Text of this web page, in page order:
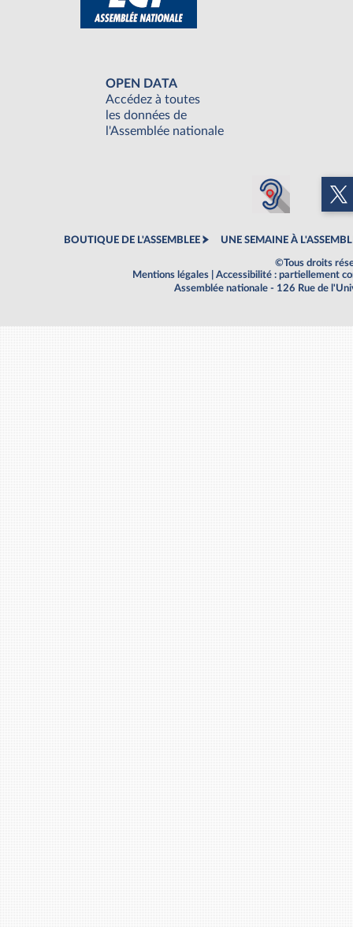
OPEN DATA
Accédez à toutes
les données de
l'Assemblée nationale
BOUTIQUE DE L'ASSEMBLEE UNE SEMAINE À
©Tous droits
Mentions légales
Accessibilité : partiellement
Assemblée nationale - 126 Rue de